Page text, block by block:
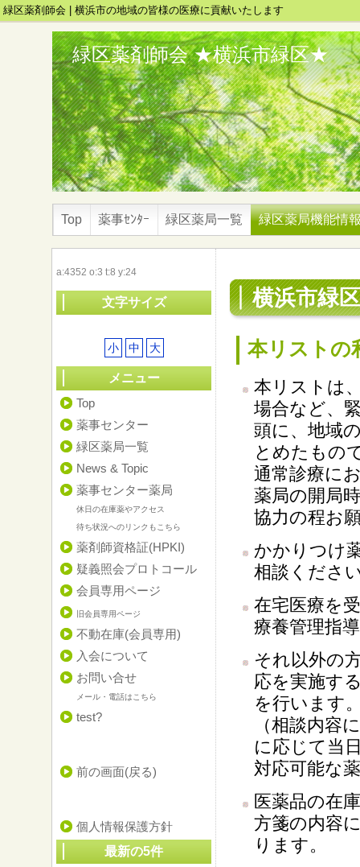
緑区薬剤師会 | 横浜市の地域の皆様の医療に貢献いたします
緑区薬剤師会 ★横浜市緑区★
Top 薬事ｾﾝﾀｰ 緑区薬局一覧 緑区薬局機能情
横浜市緑
本リストの
本リストは
場合など、
頭に、地域
とめたもの
通常診療に
薬局の開局
協力の程お
かかりつけ
相談くださ
在宅医療を
療養管理指
それ以外の
応を実施す
を行います
（相談内容
に応じて当
対応可能な
医薬品の在
方箋の内容
ります。
a:4352 o:3 t:8 y:24
文字サイズ
小 中 大
メニュー
Top
薬事センター
緑区薬局一覧
News & Topic
薬事センター薬局
休日の在庫薬やアクセス
待ち状況へのリンクもこちら
薬剤師資格証(HPKI)
疑義照会プロトコール
会員専用ページ
旧会員専用ページ
不動在庫(会員専用)
入会について
お問い合せ
メール・電話はこちら
test?
前の画面(戻る)
個人情報保護方針
最新の5件